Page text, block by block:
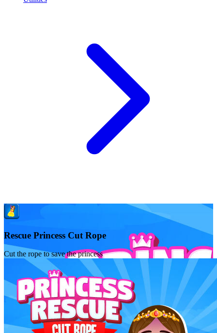
Rescue Princess Cut Rope
Cut the rope to save the princess